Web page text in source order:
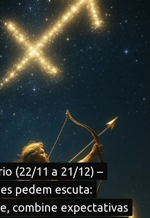
(22/11 a 21/12) –
pedem escuta:
combine expectativas
(22/11 a 21/12) –
pedem escuta:
combine expectativas